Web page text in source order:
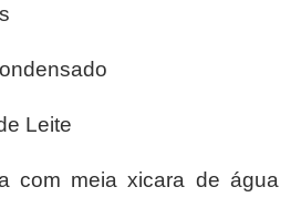
Leite
com meia xicara de água